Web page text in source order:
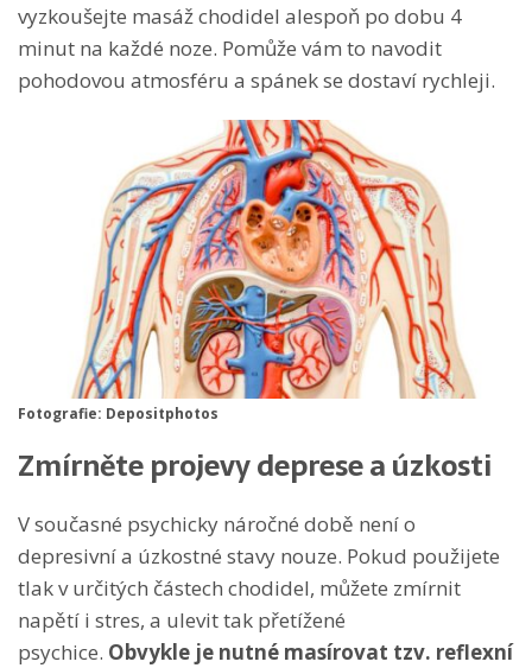
vyzkoušejte masáž chodidel alespoň po dobu 4
minut na každé noze. Pomůže vám to navodit
pohodovou atmosféru a spánek se dostaví rychleji.
Fotografie: Depositphotos
Zmírněte projevy deprese a úzkosti
V současné psychicky náročné době není o
depresivní a úzkostné stavy nouze. Pokud použijete
tlak v určitých částech chodidel, můžete zmírnit
napětí i stres, a ulevit tak přetížené
psychice. Obvykle je nutné masírovat tzv. reflexní